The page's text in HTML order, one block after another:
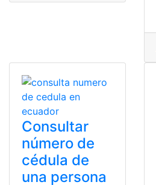
Consultar
número de
cédula de
una persona